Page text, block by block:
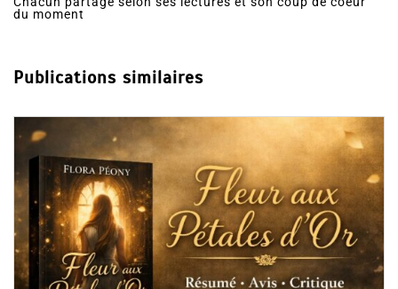
du moment
Publications similaires